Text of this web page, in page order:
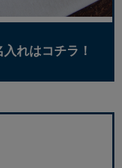
れはコチラ！